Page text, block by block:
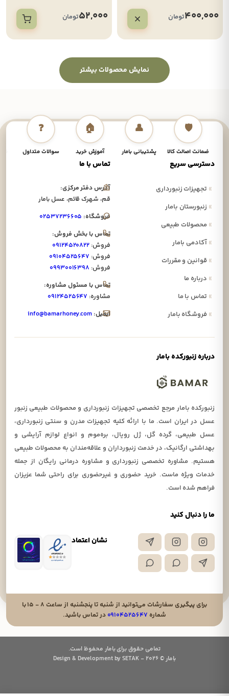
400,000تومان 52,000تومان
نمایش محصولات بیشتر
🛡️
ضمانت اصالت کالا
👤
پشتیبانی بامار
🏠
آموزش خرید
❓
سوالات متداول
ما را دنبال کنید
نشان اعتماد
دسترسی سریع
»تجهیزات زنبورداری
»زنبورستان بامار
»محصولات طبیعی
»آکادمی بامار
»قوانین و مقررات
»درباره ما
»تماس با ما
»فروشگاه بامار
تماس با ما
آدرس دفتر مرکزی:
قم، شهرک قائم، عسل بامار
فروشگاه: ۰۲۵۳۷۲۳۶۶۰۵
تماس با بخش فروش:
فروش: ۰۹۱۲۴۵۲۰۸۲۲
فروش: ۰۹۱۰۴۵۲۵۶۴۷
فروش: ۰۹۹۳۰۰۱۶۳۹۸
تماس با مسئول مشاوره:
مشاوره: ۰۹۱۲۴۵۲۵۶۴۷
ایمیل: info@bamarhoney.com
درباره زنبورکده بامار
زنبورکده بامار مرجع تخصصی تجهیزات زنبورداری و محصولات طبیعی زنبور
عسل در ایران است. ما با ارائه کلیه تجهیزات مدرن و سنتی زنبورداری،
عسل طبیعی، گرده گل، ژل رویال، بره‌موم و انواع لوازم آرایشی و
بهداشتی ارگانیک، در خدمت زنبورداران و علاقه‌مندان به محصولات طبیعی
هستیم. مشاوره تخصصی زنبورداری و مشاوره درمانی رایگان از جمله
خدمات ویژه ماست. خرید حضوری و غیرحضوری برای راحتی شما عزیزان
فراهم شده است.
برای پیگیری سفارشات می‌توانید از شنبه تا پنجشنبه از ساعت ۸ - ۱۵ با
شماره ۰۹۱۰۴۵۲۵۶۴۷در تماس باشید.
تمامی حقوق برای بامار محفوظ است.
بامار © 2026 - Design & Development by SETAK